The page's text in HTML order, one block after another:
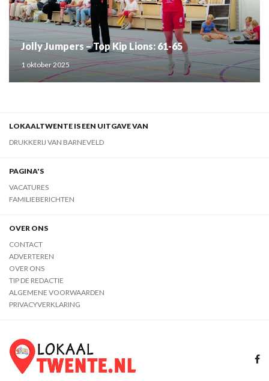
Jolly Jumpers – Top Kip Lions: 61-65
1 oktober 2025
LOKAALTWENTE IS EEN UITGAVE VAN
DRUKKERIJ VAN BARNEVELD
PAGINA'S
VACATURES
FAMILIEBERICHTEN
OVER ONS
CONTACT
ADVERTEREN
OVER ONS
TIP DE REDACTIE
ALGEMENE VOORWAARDEN
PRIVACYVERKLARING